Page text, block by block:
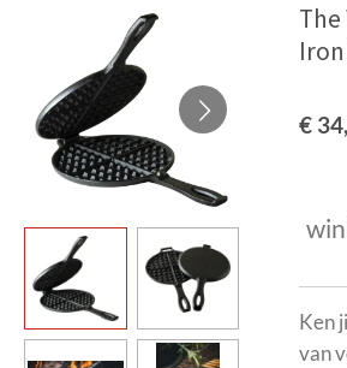
€
Ken
van